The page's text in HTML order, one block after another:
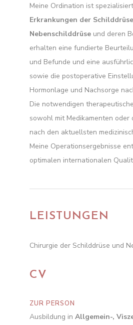
Meine Ordination ist
Erkrankungen der
Nebenschilddrüse und deren
erhalten eine fundierte
und Befunde und eine
sowie die postoperative
Hormonlage und Nachsorge
Die notwendigen
sowohl mit Medikamenten oder
nach den aktuellsten
Meine Operationsergebnisse
optimalen internationalen
LEISTUNGEN
Chirurgie der Schilddrüse und
CV
ZUR PERSON
Ausbildung in Allgemein-,